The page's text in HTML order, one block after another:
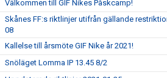
Välkommen till GIF Nikes Påskcamp!
Skånes FF:s riktlinjer utifrån gällande
08
Kallelse till årsmöte GIF Nike år 2021!
Snöläget Lomma IP 13.45 8/2